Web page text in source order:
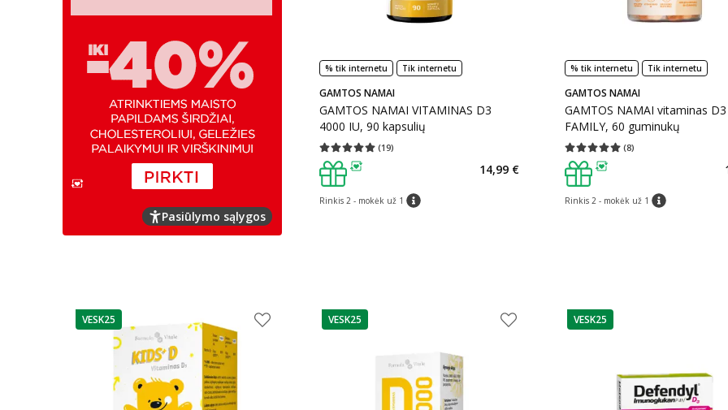
Pasiūlymo sąlygos
% tik internetu Tik internetu
GAMTOS NAMAI
GAMTOS NAMAI VITAMINAS D3
4000 IU, 90 kapsulių
(19)
Vidutinis įvertinimas 5.00
patarimas
Rinkis 2 - mokėk už 1 patarimas
14,99 €
% tik internetu Tik internetu
GAMTOS NAMAI
GAMTOS NAMAI vitaminas D3
FAMILY, 60 guminukų
(8)
Vidutinis įvertinimas 5.00
patarimas
Rinkis 2 - mokėk už 1 patarimas
patarimas
VESK25 patarimas
VESK25 patarimas
VESK25